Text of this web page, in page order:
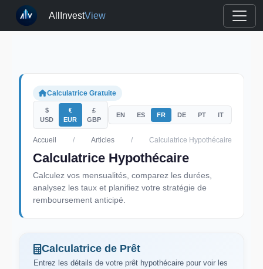
AllInvestView
Calculatrice Gratuite
$
USD
€
EUR
£
GBP
EN ES FR DE PT IT
Accueil / Articles / Calculatrice Hypothécaire
Calculatrice Hypothécaire
Calculez vos mensualités, comparez les durées,
analysez les taux et planifiez votre stratégie de
remboursement anticipé.
Calculatrice de Prêt
Entrez les détails de votre prêt hypothécaire pour voir les